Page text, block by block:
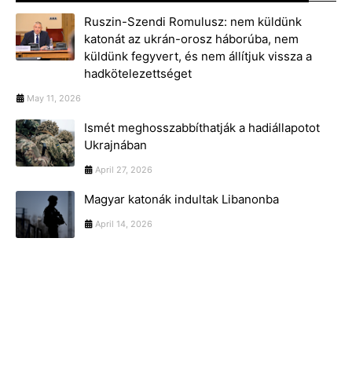
Ruszin-Szendi Romulusz: nem küldünk
katonát az ukrán-orosz háborúba, nem
küldünk fegyvert, és nem állítjuk vissza a
hadkötelezettséget
May 11, 2026
Ismét meghosszabbíthatják a hadiállapotot
Ukrajnában
April 27, 2026
Magyar katonák indultak Libanonba
April 14, 2026